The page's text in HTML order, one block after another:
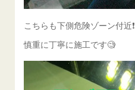
こちらも下側危険ゾーン付近❗️
慎重に丁寧に施工です🧐